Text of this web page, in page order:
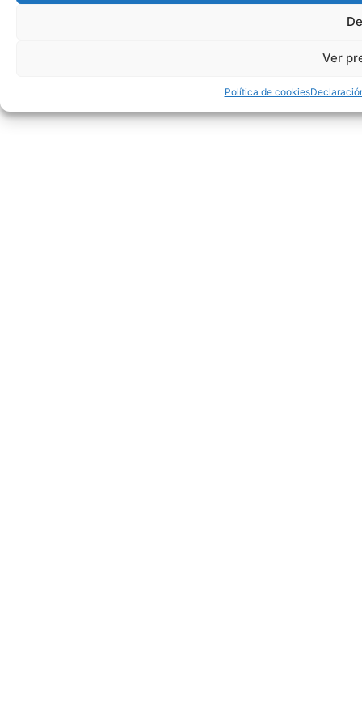
Ver
Política de cookies